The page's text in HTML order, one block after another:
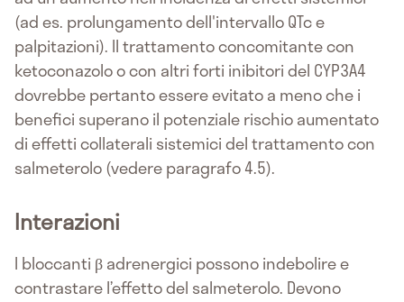
(ad es. prolungamento dell'intervallo QTc e
palpitazioni). Il trattamento concomitante con
ketoconazolo o con altri forti inibitori del CYP3A4
dovrebbe pertanto essere evitato a meno che i
benefici superano il potenziale rischio aumentato
di effetti collaterali sistemici del trattamento con
salmeterolo (vedere paragrafo 4.5).
Interazioni
I bloccanti β adrenergici possono indebolire e
contrastare l’effetto del salmeterolo. Devono